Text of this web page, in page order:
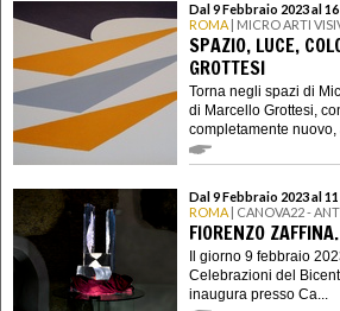
Dal 9 Febbraio 2023 al
ROMA | MICRO ARTI
SPAZIO, LUCE,
GROTTESI
Torna negli spazi di
di Marcello Grottesi,
completamente nuovo,
Dal 9 Febbraio 2023 al
ROMA | CANOVA22 -
FIORENZO
Il giorno 9 febbraio
Celebrazioni del
inaugura presso Ca...